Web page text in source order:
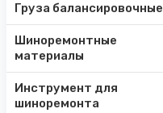
Груза балансировочные
Шиноремонтные
материалы
Инструмент для
шиноремонта